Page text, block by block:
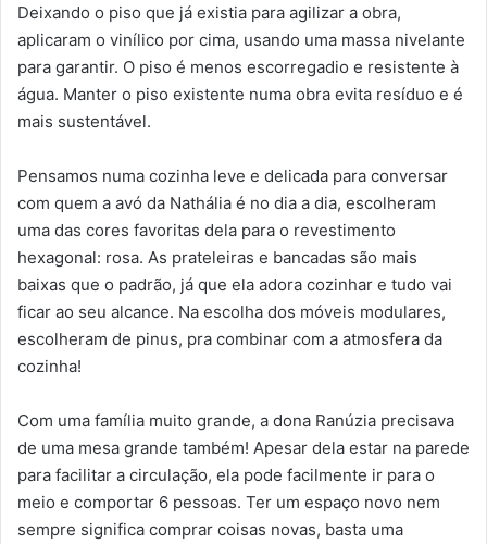
Deixando o piso que já existia para agilizar a obra,
aplicaram o vinílico por cima, usando uma massa nivelante
para garantir. O piso é menos escorregadio e resistente à
água. Manter o piso existente numa obra evita resíduo e é
mais sustentável.
Pensamos numa cozinha leve e delicada para conversar
com quem a avó da Nathália é no dia a dia, escolheram
uma das cores favoritas dela para o revestimento
hexagonal: rosa. As prateleiras e bancadas são mais
baixas que o padrão, já que ela adora cozinhar e tudo vai
ficar ao seu alcance. Na escolha dos móveis modulares,
escolheram de pinus, pra combinar com a atmosfera da
cozinha!
Com uma família muito grande, a dona Ranúzia precisava
de uma mesa grande também! Apesar dela estar na parede
para facilitar a circulação, ela pode facilmente ir para o
meio e comportar 6 pessoas. Ter um espaço novo nem
sempre significa comprar coisas novas, basta uma